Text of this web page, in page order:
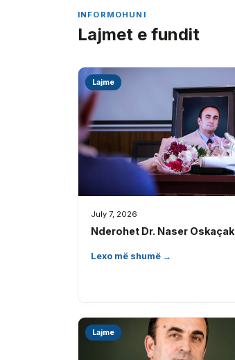
INFORMOHUNI
Lajmet e fundit
Lajme
July 7, 2026
Nderohet Dr. Naser Oskaçak
Lexo më shumë →
Lajme